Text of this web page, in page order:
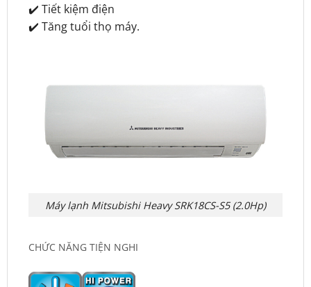
✔️ Tiết kiệm điện
✔️ Tăng tuổi thọ máy.
Máy lạnh Mitsubishi Heavy SRK18CS-S5 (2.0Hp)
CHỨC NĂNG TIỆN NGHI